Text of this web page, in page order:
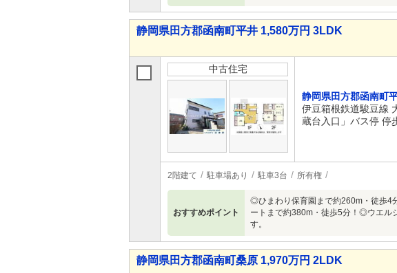
静岡県田方郡函南町平井 1,580万円 3LDK
中古住宅
静岡県田方郡函南町
伊豆箱根鉄道駿豆線
蔵台入口」バス停 停
2階建て 駐車場あり 駐車3台 所有権
おすすめポイント
◎ひまわり保育園まで約260m・徒歩4
ートまで約380m・徒歩5分！◎ウエル
す。
静岡県田方郡函南町桑原 1,970万円 2LDK